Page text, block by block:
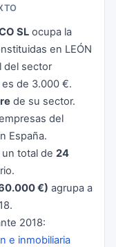
SL ocupa la
en LEÓN
del sector
de 3.000 €.
de su sector.
del
España.
total de 24
€) agrupa a
2018:
e inmobiliaria